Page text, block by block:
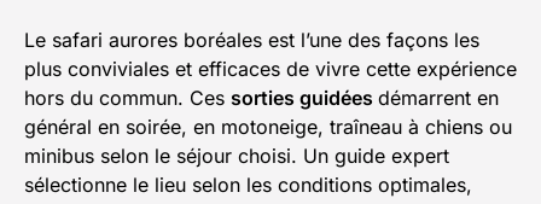
Le safari aurores boréales est l’une des façons les
plus conviviales et efficaces de vivre cette expérience
hors du commun. Ces sorties guidées démarrent en
général en soirée, en motoneige, traîneau à chiens ou
minibus selon le séjour choisi. Un guide expert
sélectionne le lieu selon les conditions optimales,